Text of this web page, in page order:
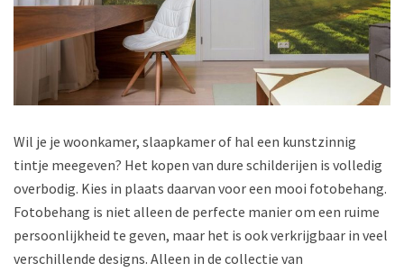
Wil je je woonkamer, slaapkamer of hal een kunstzinnig
tintje meegeven? Het kopen van dure schilderijen is volledig
overbodig. Kies in plaats daarvan voor een mooi fotobehang.
Fotobehang is niet alleen de perfecte manier om een ruime
persoonlijkheid te geven, maar het is ook verkrijgbaar in veel
verschillende designs. Alleen in de collectie van